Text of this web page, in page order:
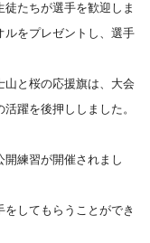
たちが選手を歓迎しま
ルをプレゼントし、選手
と桜の応援旗は、大会
躍を後押ししました。
練習が開催されまし
してもらうことができ